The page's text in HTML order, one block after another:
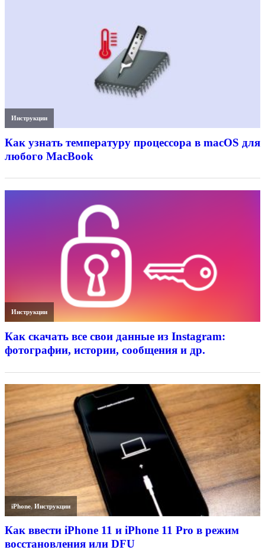
Инструкции
Как узнать температуру процессора в macOS для
любого MacBook
Инструкции
Как скачать все свои данные из Instagram:
фотографии, истории, сообщения и др.
iPhone,Инструкции
Как ввести iPhone 11 и iPhone 11 Pro в режим
восстановления или DFU